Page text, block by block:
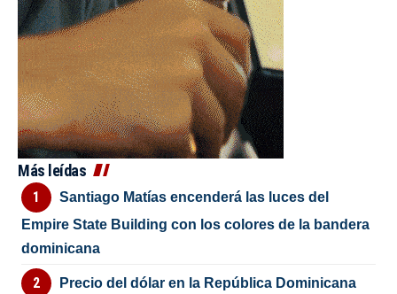
Más leídas
Santiago Matías encenderá las luces del
Empire State Building con los colores de la bandera
dominicana
Precio del dólar en la República Dominicana